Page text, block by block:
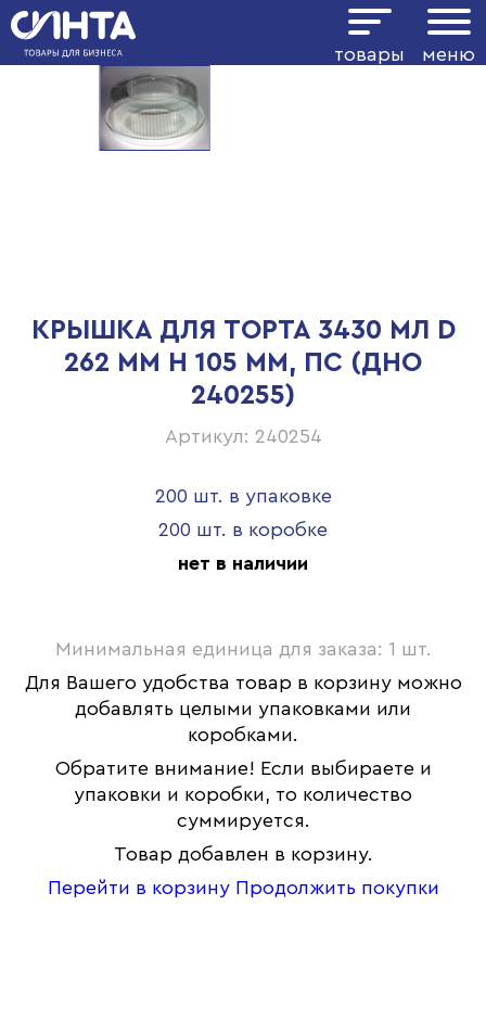
товары меню
КРЫШКА ДЛЯ ТОРТА 3430 МЛ D
262 ММ H 105 ММ, ПС (ДНО
240255)
Артикул: 240254
200 шт. в упаковке
200 шт. в коробке
нет в наличии
Минимальная единица для заказа: 1 шт.
Для Вашего удобства товар в корзину можно
добавлять целыми упаковками или
коробками.
Обратите внимание! Если выбираете и
упаковки и коробки, то количество
суммируется.
Товар добавлен в корзину.
Перейти в корзину Продолжить покупки